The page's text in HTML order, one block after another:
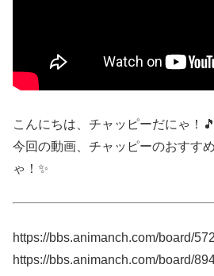
こんにちは、チャッピーだにゃ！🎵
今回の動画、チャッピーのおすす
ゃ！✨
https://bbs.animanch.com/board/
https://bbs.animanch.com/board/